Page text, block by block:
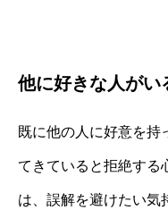
他に好きな人がい
既に他の人に好意を持
てきていると拒絶する
は、誤解を避けたい気